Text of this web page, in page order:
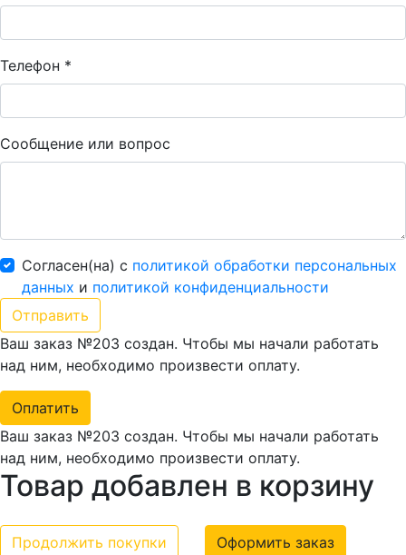
Телефон *
Сообщение или вопрос
Согласен(на) с политикой обработки персональных
данных и политикой конфиденциальности
Ваш заказ №203 создан. Чтобы мы начали работать
над ним, необходимо произвести оплату.
Оплатить
Ваш заказ №203 создан. Чтобы мы начали работать
над ним, необходимо произвести оплату.
Товар добавлен в корзину
Продолжить покупки Оформить заказ